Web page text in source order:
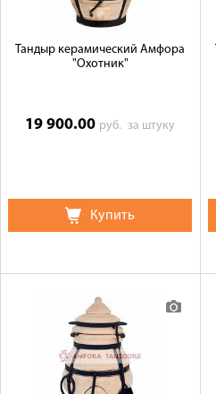
Тандыр керамический Амфора
"Охотник"
19 900.00 руб.за штуку
Купить